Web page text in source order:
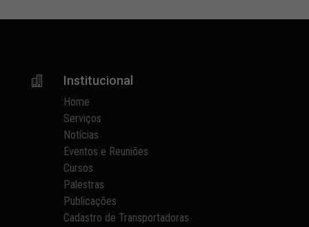
 Institucional
Home
Serviços
Notícias
Eventos e Reuniões
Cursos
Palestras
Publicações
Cadastro de Transportadoras